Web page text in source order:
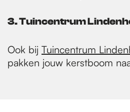
3. Tuincentrum
Ook bij Tuincentrum
pakken jouw kerstboom